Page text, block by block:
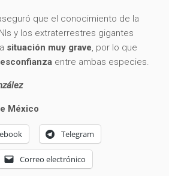
que el conocimiento de la
y los extraterrestres gigantes
situación muy grave, por lo que
entre ambas especies.
México
Telegram
Correo electrónico